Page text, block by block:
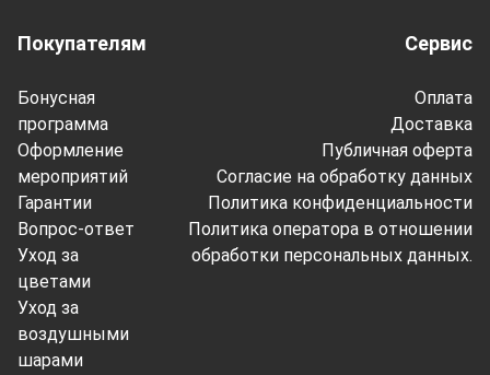
Покупателям
Бонусная
программа
Оформление
мероприятий
Гарантии
Вопрос-ответ
Уход за
цветами
Уход за
воздушными
шарами
Сервис
Оплата
Доставка
Публичная оферта
Согласие на обработку данных
Политика конфиденциальности
Политика оператора в отношении
обработки персональных данных.